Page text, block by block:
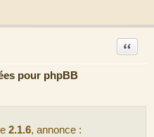
pour phpBB
Citation
2.1.6, annonce :